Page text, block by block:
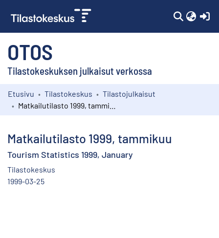
OTOS
Tilastokeskuksen julkaisut verkossa
Kokoelmat
Etusivu Tilastokeskus
Tilastojulkaisut
Matkailutilasto 1999, tammikuu
Tourism Statistics 1999, January
Tilastokeskus
1999-03-25